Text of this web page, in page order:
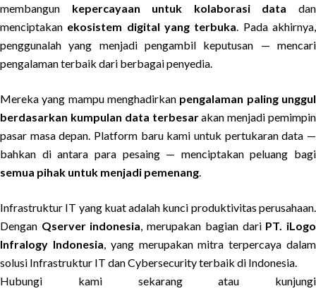
membangun kepercayaan untuk kolaborasi data dan
menciptakan ekosistem digital yang terbuka . Pada akhirnya,
penggunalah yang menjadi pengambil keputusan — mencari
pengalaman terbaik dari berbagai penyedia.
Mereka yang mampu menghadirkan pengalaman paling unggul
berdasarkan kumpulan data terbesarakan menjadi pemimpin
pasar masa depan. Platform baru kami untuk pertukaran data —
bahkan di antara para pesaing — menciptakan peluang bagi
semua pihak untuk menjadi pemenang
Infrastruktur IT yang kuat adalah kunci produktivitas perusahaan.
Dengan Qserver indonesia , merupakan bagian dari PT. iLogo
Infralogy Indonesia , yang merupakan mitra terpercaya dalam
solusi Infrastruktur IT dan Cybersecurity terbaik di Indonesia.
Hubungi kami sekarang atau kunjungi